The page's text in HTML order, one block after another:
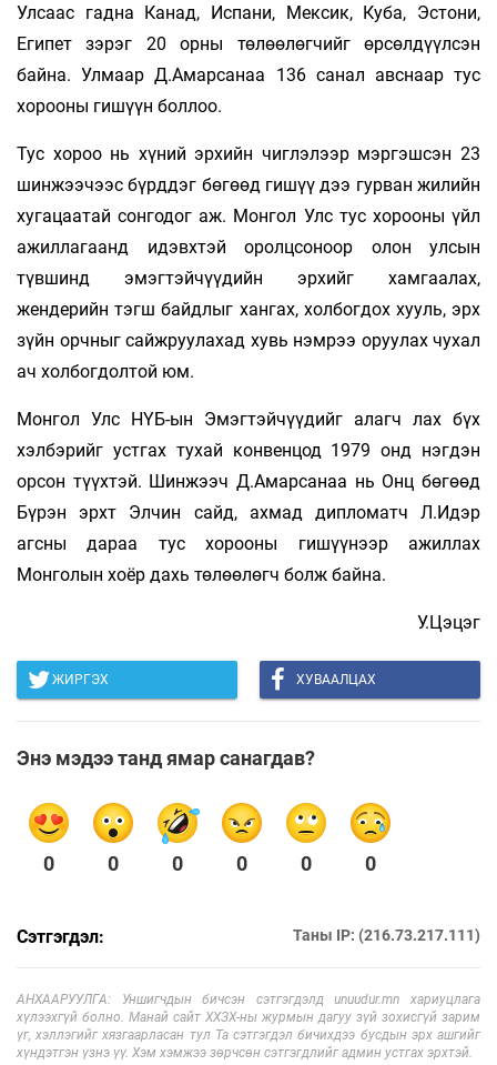
Улсаас гадна Канад, Испани, Мексик, Куба, Эстони,
Египет зэрэг 20 орны төлөөлөгчийг өрсөлдүүлсэн
байна. Улмаар Д.Амарсанаа 136 санал авснаар тус
хорооны гишүүн боллоо.
Тус хороо нь хүний эрхийн чиглэлээр мэргэшсэн 23
шинжээчээс бүрддэг бөгөөд гишүү­ дээ гурван жилийн
хугацаатай сонгодог аж. Монгол Улс тус хорооны үйл
ажиллагаанд идэвхтэй оролцсоноор олон улсын
түвшинд эмэгтэйчүүдийн эрхийг хамгаалах,
жендерийн тэгш байдлыг хангах, холбогдох хууль, эрх
зүйн орчныг сайжруулахад хувь нэмрээ оруулах чухал
ач холбогдолтой юм.
Монгол Улс НҮБ-ын Эмэгтэйчүүдийг алагч­ лах бүх
хэлбэрийг устгах тухай конвенцод 1979 онд нэгдэн
орсон түүхтэй. Шинжээч Д.Амарсанаа нь Онц бөгөөд
Бүрэн эрхт Элчин сайд, ахмад дипломатч Л.Идэр
агсны дараа тус хорооны гишүүнээр ажиллах
Монголын хоёр дахь төлөөлөгч болж байна.
У.Цэцэг
ЖИРГЭХ ХУВААЛЦАХ
Энэ мэдээ танд ямар санагдав?
0 0 0 0 0 0
Сэтгэгдэл: Таны IP: (216.73.217.111)
АНХААРУУЛГА: Уншигчдын бичсэн сэтгэгдэлд unuudur.mn хариуцлага
хүлээхгүй болно. Манай сайт ХХЗХ-ны журмын дагуу зүй зохисгүй зарим
үг, хэллэгийг хязгаарласан тул Та сэтгэгдэл бичихдээ бусдын эрх ашгийг
хүндэтгэн үзнэ үү. Хэм хэмжээ зөрчсөн сэтгэгдлийг админ устгах эрхтэй.